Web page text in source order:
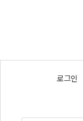
로그인